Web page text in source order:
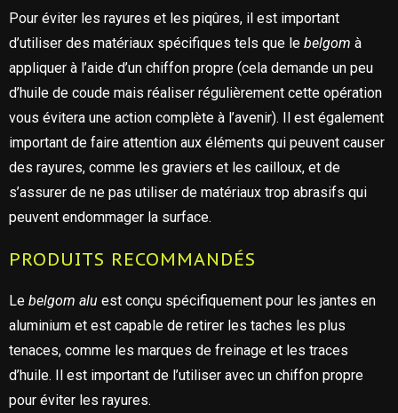
Pour éviter les rayures et les piqûres, il est important
d’utiliser des matériaux spécifiques tels que le belgom à
appliquer à l’aide d’un chiffon propre (cela demande un peu
d’huile de coude mais réaliser régulièrement cette opération
vous évitera une action complète à l’avenir). Il est également
important de faire attention aux éléments qui peuvent causer
des rayures, comme les graviers et les cailloux, et de
s’assurer de ne pas utiliser de matériaux trop abrasifs qui
peuvent endommager la surface.
PRODUITS RECOMMANDÉS
Le belgom alu est conçu spécifiquement pour les jantes en
aluminium et est capable de retirer les taches les plus
tenaces, comme les marques de freinage et les traces
d’huile. Il est important de l’utiliser avec un chiffon propre
pour éviter les rayures.